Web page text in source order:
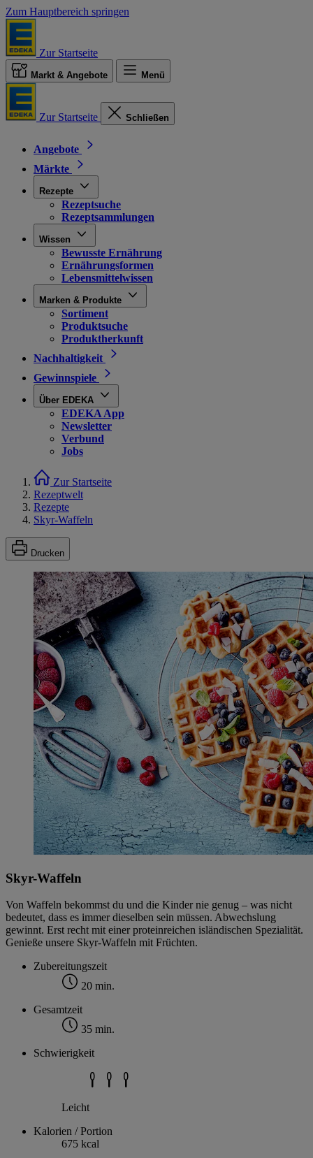
Zum Hauptbereich springen
Zur Startseite
Markt & Angebote Menü
Zur Startseite Schließen
Angebote
Märkte
Rezepte
Rezeptsuche
Rezeptsammlungen
Wissen
Bewusste Ernährung
Ernährungsformen
Lebensmittelwissen
Marken & Produkte
Sortiment
Produktsuche
Produktherkunft
Nachhaltigkeit
Gewinnspiele
Über EDEKA
EDEKA App
Newsletter
Verbund
Jobs
Zur Startseite
Rezeptwelt
Rezepte
Skyr-Waffeln
Drucken
Skyr-Waffeln
Von Waffeln bekommst du und die Kinder nie genug – was nicht
bedeutet, dass es immer dieselben sein müssen. Abwechslung
gewinnt. Erst recht mit einer proteinreichen isländischen Spezialität.
Genieße unsere Skyr-Waffeln mit Früchten.
Zubereitungszeit
20 min.
Gesamtzeit
35 min.
Schwierigkeit
Leicht
Kalorien / Portion
675 kcal